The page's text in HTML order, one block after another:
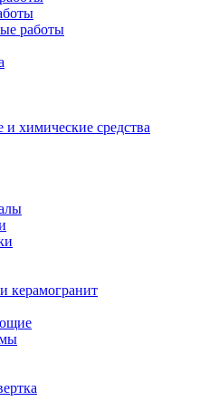
работы
химические средства
керамогранит